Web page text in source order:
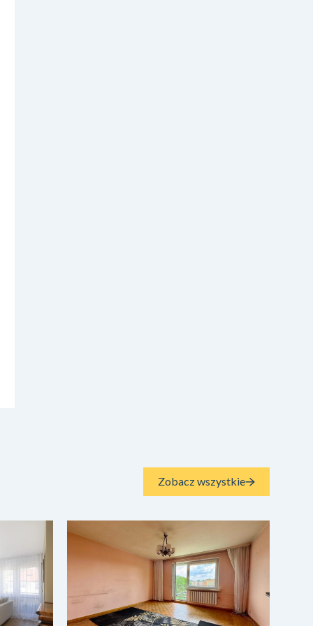
Zobacz wszystkie